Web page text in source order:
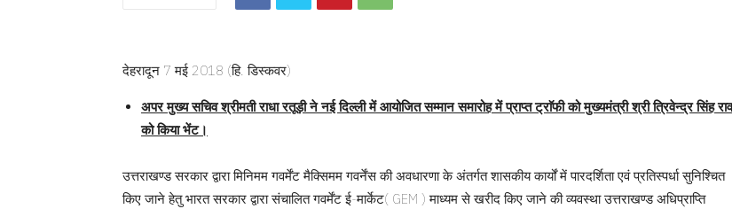
देहरादून 7 मई 2018 (हि. डिस्कवर)
अपर मुख्य सचिव श्रीमती राधा रतूड़ी ने नई दिल्ली में आयोजित सम्मान समारोह में प्राप्त ट्राॅफी को मुख्यमंत्री श्री त्रिवेन्द्र सिंह
को किया भेंट।
उत्तराखण्ड सरकार द्वारा मिनिमम गवर्मेंट मैक्सिमम गवर्नेंस की अवधारणा के अंतर्गत शासकीय कार्यों में पारदर्शिता एवं प्रतिस्पर्धा सुनिश्चित
किए जाने हेतु भारत सरकार द्वारा संचालित गवर्मेंट ई-मार्केट( GEM ) माध्यम से खरीद किए जाने की व्यवस्था उत्तराखण्ड अधिप्राप्ति